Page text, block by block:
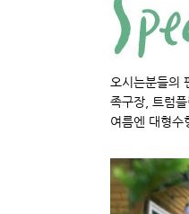
오시는분들의
족구장, 트럼
여름엔 대형수